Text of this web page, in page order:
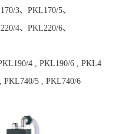
3、PKL170/5、
4、PKL220/6、
4 , PKL190/6 , PKL4
PKL740/5 , PKL740/6